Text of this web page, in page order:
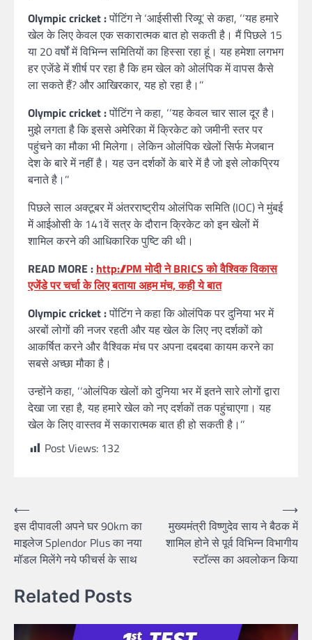
Olympic cricket :पोंटिंग ने ‘आईसीसी रिव्यू’ से कहा, ‘‘यह हमारे
खेल के लिए केवल एक सकारात्मक बात हो सकती है। मैं पिछले 15
या 20 वर्षों में विभिन्न समितियों का हिस्सा रहा हूं। यह हमेशा लगभग
हर एजेंडे में शीर्ष पर रहा है कि हम खेल को ओलंपिक में वापस कैसे
ला सकते हैं? और आखिरकार, यह हो रहा है।’’
Olympic cricket :पोंटिंग ने कहा, ‘‘यह केवल चार साल दूर है।
मुझे लगता है कि इससे अमेरिका में क्रिकेट को जमीनी स्तर पर
पहुंचने का मौका भी मिलेगा। लेकिन ओलंपिक खेलों सिर्फ मेजबान
देश के बारे में नहीं है। यह उन दर्शकों के बारे में है जो इसे लोकप्रिय
बनाते है।’’
पिछले साल अक्टूबर में अंतरराष्ट्रीय ओलंपिक समिति (IOC) ने मुंबई
में आईओसी के 141वें सत्र के दौरान क्रिकेट को इन खेलों में
शामिल करने की आधिकारिक पुष्टि की थी।
READ MORE : http://PM मोदी ने BRICS को वैश्विक विकास
एजेंडे पर चर्चा के लिए बताया अहम मंच, कही ये बात
Olympic cricket :पोंटिंग ने कहा कि ओलंपिक पर दुनिया भर में
अरबों लोगों की नजर रहती और यह खेल के लिए नए दर्शकों को
आकर्षित करने और वैश्विक मंच पर अपना दबदबा कायम करने का
सबसे अच्छा मौका है।
उन्होंने कहा, ‘‘ओलंपिक खेलों को दुनिया भर में इतने सारे लोगों द्वारा
देखा जा रहा है, यह हमारे खेल को नए दर्शकों तक पहुंचाएगा। यह
खेल के लिए वास्तव में सकारात्मक बात ही हो सकती है।’’
Post Views: 132
Post
navigation
⟵
इस दीपावली अपने घर 90km का
माइलेज Splendor Plus का नया
मॉडल मिलेंगे नये फीचर्स के साथ
मुख्यमंत्री विष्णुदेव साय ने बैठक में
शामिल होने से पूर्व विभिन्न विभागीय
स्टॉल्स का अवलोकन किया
⟶
Related Posts